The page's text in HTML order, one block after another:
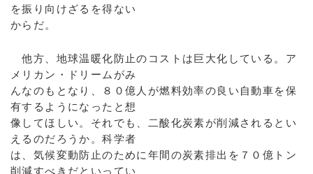
を振り向けざるを得ない
からだ。
他方、地球温暖化防止のコストは巨大化している。ア
メリカン・ドリームがみ
んなのもとなり、８０億人が燃料効率の良い自動車を保
有するようになったと想
像してほしい。それでも、二酸化炭素が削減されるとい
えるのだろうか。科学者
は、気候変動防止のために年間の炭素排出を７０億トン
削減すべきだといってい